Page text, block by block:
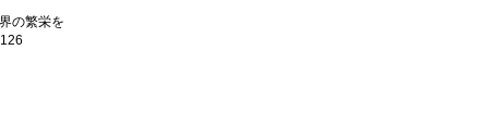
の繁栄を